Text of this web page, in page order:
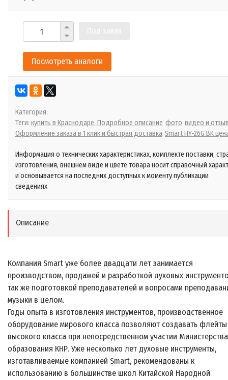
Посмотреть аналоги
Категория:
Теги: купить в Краснодаре. Подробное описание фото видео и
Оформление заказа в 1 клик и быстрая доставка Smart HY-26G BK
Информация о технических характеристиках, комплекте поставки,
изготовления, внешнем виде и цвете товара носит справочный
и основывается на последних доступных к моменту публикации
сведениях
Описание
Компания Smart уже более двадцати лет занимается
производством, продажей и разработкой духовых
так же подготовкой преподавателей и вопросами
музыки в целом.
Годы опыта в изготовления инструментов, производственное
оборудование мирового класса позволяют создавать флейты
высокого класса при непосредственном участии Министерства
образования КНР. Уже несколько лет духовые инструменты,
изготавливаемые компанией Smart, рекомендованы к
использованию в большинстве школ Китайской Народной